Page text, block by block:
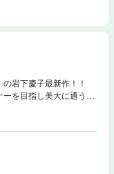
岩下慶子最新作！！
ーを目指し美大に通うひ
ス。ある日ラーメン屋
由で強引なガクに振り
・・・！？マジメ美大
ストーリー第１巻！